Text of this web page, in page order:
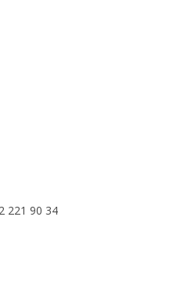
221 90 34